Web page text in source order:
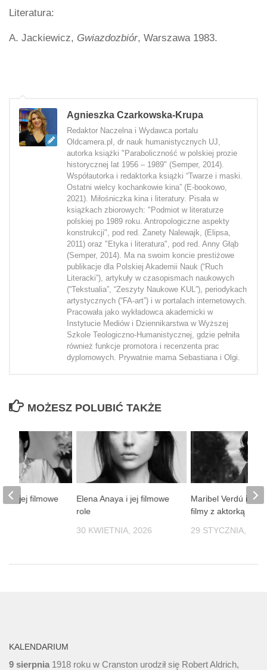
Literatura:
A. Jackiewicz, Gwiazdozbiór, Warszawa 1983.
Agnieszka Czarkowska-Krupa
Redaktor Naczelna i Wydawca portalu
Oldcamera.pl, dr nauk humanistycznych UJ,
autorka książki "Paraboliczność w polskiej prozie
historycznej lat 1956 – 1989" (Semper, 2014).
Współautorka i redaktorka książki “Twarze i maski.
Ostatni wielcy kochankowie kina” (E-bookowo,
2021). Miłośniczka kina i literatury. Pisała w
książkach zbiorowych: "Podmiot w literaturze
polskiej po 1989 roku. Antropologiczne aspekty
konstrukcji", pod red. Żanety Nalewajk, (Elipsa,
2011) oraz "Etyka i literatura", pod red. Anny Głąb
(Semper, 2014). Ma na swoim koncie prestiżowe
publikacje dla Polskiej Akademii Nauk (“Ruch
Literacki”), artykuły w czasopismach naukowych
(“Tekstualia”, “Zeszyty Naukowe KUL”), periodykach
artystycznych (“FA-art”) i w portalach internetowych.
Pracowała jako wykładowca akademicki w
Instytucie Mediów i Dziennikarstwa w Wyższej
Szkole Teologiczno-Humanistycznej, gdzie pełniła
również funkcje promotora i recenzenta prac
dyplomowych. Prywatnie mama Sebastiana i Olgi.
MOŻESZ POLUBIĆ TAKŻE
Elena Anaya i jej filmowe
role
30 KWIETNIA, 2026
Maribel Verdú i
filmy z aktorką
29 STYCZNIA,
i jej filmowe
KALENDARIUM
9 sierpnia1918 roku w Cranston urodził się Robert Aldrich,